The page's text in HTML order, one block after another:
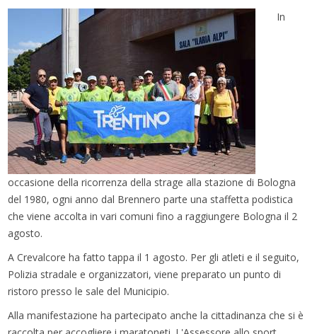
In
occasione della ricorrenza della strage alla stazione di Bologna
del 1980, ogni anno dal Brennero parte una staffetta podistica
che viene accolta in vari comuni fino a raggiungere Bologna il 2
agosto.
A Crevalcore ha fatto tappa il 1 agosto. Per gli atleti e il seguito,
Polizia stradale e organizzatori, viene preparato un punto di
ristoro presso le sale del Municipio.
Alla manifestazione ha partecipato anche la cittadinanza che si è